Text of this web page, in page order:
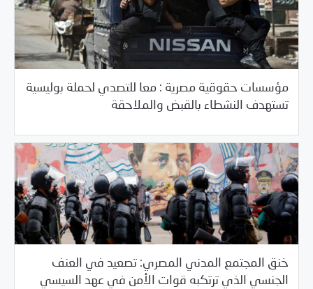
مؤسسات حقوقية مصرية : معا للتصدي لحملة بوليسية
تستهدف النشطاء بالقبض والملاحقة
05/19/2017 العالم العربي/مصر
خنق المجتمع المدني المصري: تصعيد في العنف
الجنسي الذي ترتكبه قوات الأمن في عهد السيسي
05/19/2017 العالم العربي/مصر